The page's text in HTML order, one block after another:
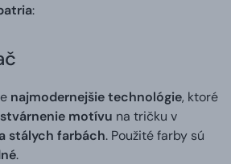
:
najmodernejšie technológie, ktoré
motívu na tričku v
stálych farbách. Použité farby sú
.